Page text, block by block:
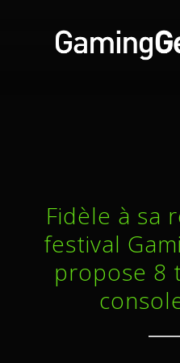
Fidèle à sa
festival
propose 8